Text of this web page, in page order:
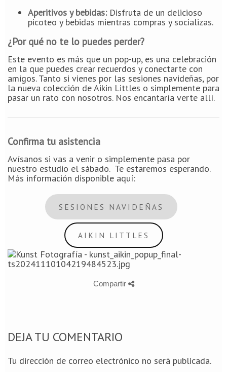
Aperitivos y bebidas:Disfruta de un delicioso
picoteo y bebidas mientras compras y socializas.
¿Por qué no te lo puedes perder?
Este evento es más que un pop-up, es una celebración
en la que puedes crear recuerdos y conectarte con
amigos. Tanto si vienes por las sesiones navideñas, por
la nueva colección de Aikin Littles o simplemente para
pasar un rato con nosotros. Nos encantaría verte allí.
Confirma tu asistencia
Avísanos si vas a venir o simplemente pasa por
nuestro estudio el sábado. Te estaremos esperando.
Más información disponible aquí:
SESIONES NAVIDEÑAS
AIKIN LITTLES
Compartir
DEJA TU COMENTARIO
Tu dirección de correo electrónico no será publicada.